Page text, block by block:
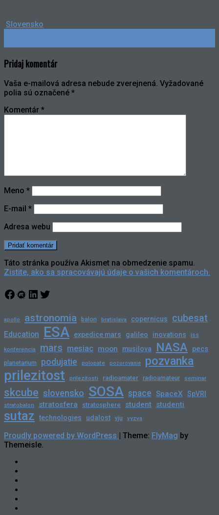
Slovensko
Pridaj komentár
Vaša e-mailová adresa nebude zverejnená. Vyžadované
polia sú označené *
Komentár *
Meno *
E-mail *
Adresa webu
Táto stránka používa Akismet na obmedzenie spamu.
Zistite, ako sa spracovávajú údaje o vašich komentároch.
Facebook
Meetup
LinkedIn
Twitter
apollo astronomia balon bratislava copernicus cubesat
Education ESA expedice mars galileo inovations iss
konferencia mars mesiac moon musilova NASA pecs
planetarium podujatie polopate pozorovanie pozvanka
prilezitost prilezitosti radioamater radioamateur seminar
skcube slovensko SOSA space SpaceX SpVRI
stratobalon stratosfera stratosphere student studenti
sutaz technologies udalost vju vyzva
Proudly powered by WordPress Theme: FlyMag by
Themeisle.